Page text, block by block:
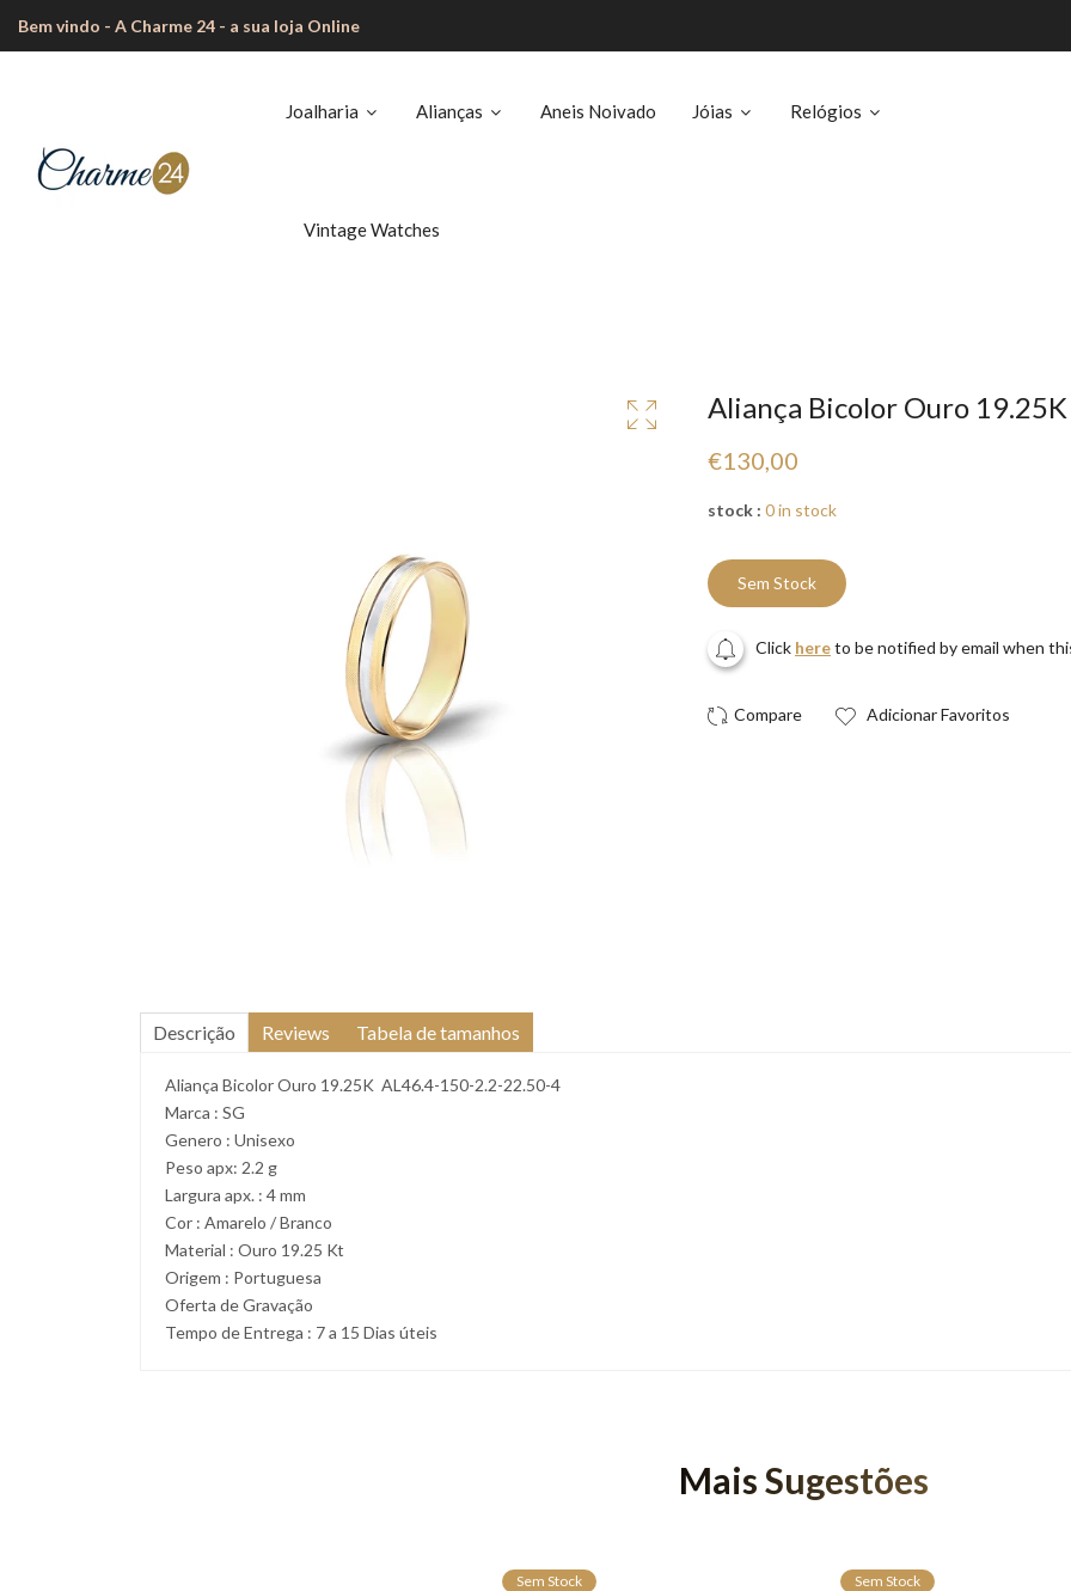
Bem vindo - A Charme 24 - a sua loja Online
Joalharia Alianças Aneis Noivado Jóias Relógios
Vintage Watches
Aliança Bicolor Ouro
€130,00
stock : 0 in stock
Sem Stock
Click hereto be notified by email when
Adicionar Favoritos
Descrição Reviews Tabela de tamanhos
Aliança Bicolor Ouro 19.25K AL46.4-150-2.2-22.50-4
Marca : SG
Genero : Unisexo
Peso apx: 2.2 g
Largura apx. : 4 mm
Cor : Amarelo / Branco
Material : Ouro 19.25 Kt
Origem : Portuguesa
Oferta de Gravação
Tempo de Entrega : 7 a 15 Dias úteis
Mais Sugestões
Sem Stock Sem Stock